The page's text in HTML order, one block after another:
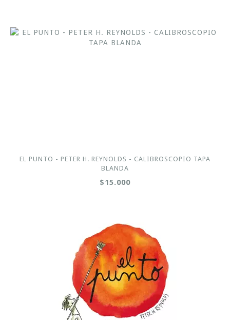
EL PUNTO - PETER H. REYNOLDS - CALIBROSCOPIO TAPA
BLANDA
$15.000